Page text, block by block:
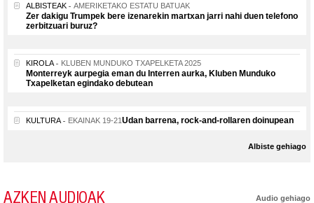
ALBISTEAK AMERIKETAKO ESTATU BATUAK
Zer dakigu Trumpek bere izenarekin martxan jarri nahi duen telefono
zerbitzuari buruz?
KIROLA KLUBEN MUNDUKO TXAPELKETA 2025
Monterreyk aurpegia eman du Interren aurka, Kluben Munduko
Txapelketan egindako debutean
KULTURA EKAINAK 19-21Udan barrena, rock-and-rollaren doinupean
Albiste gehiago
AZKEN AUDIOAK Audio gehiago